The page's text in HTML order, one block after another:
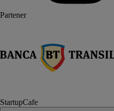
Partener
StartupCafe